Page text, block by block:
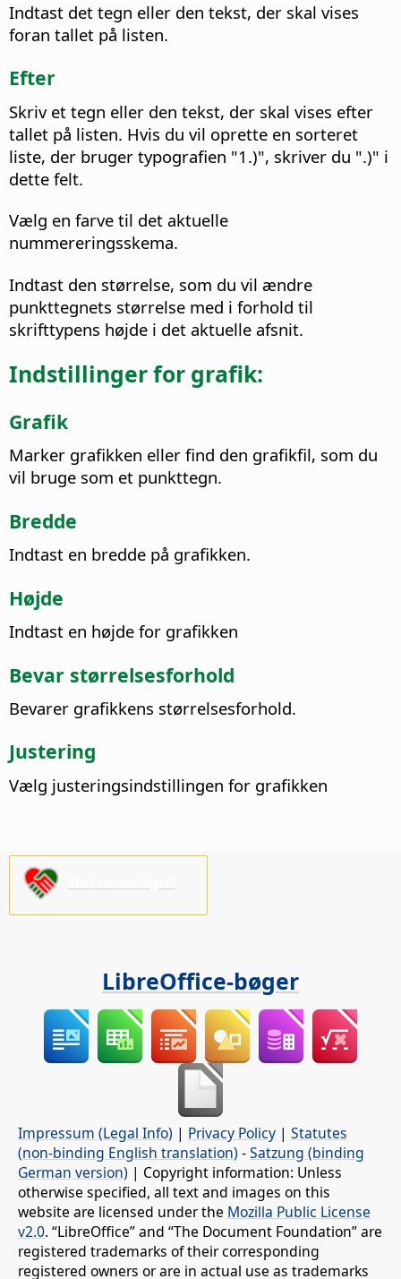
Indtast det tegn eller den tekst, der skal vises
foran tallet på listen.
Efter
Skriv et tegn eller den tekst, der skal vises efter
tallet på listen. Hvis du vil oprette en sorteret
liste, der bruger typografien "1.)", skriver du ".)" i
dette felt.
Vælg en farve til det aktuelle
nummereringsskema.
Indtast den størrelse, som du vil ændre
punkttegnets størrelse med i forhold til
skrifttypens højde i det aktuelle afsnit.
Indstillinger for grafik:
Grafik
Marker grafikken eller find den grafikfil, som du
vil bruge som et punkttegn.
Bredde
Indtast en bredde på grafikken.
Højde
Indtast en højde for grafikken
Bevar størrelsesforhold
Bevarer grafikkens størrelsesforhold.
Justering
Vælg justeringsindstillingen for grafikken
LibreOffice-bøger
Impressum (Legal Info) | Privacy Policy | Statutes
(non-binding English translation) -Satzung (binding
German version) | Copyright information: Unless
otherwise specified, all text and images on this
website are licensed under the Mozilla Public License
v2.0. “LibreOffice” and “The Document Foundation” are
registered trademarks of their corresponding
registered owners or are in actual use as trademarks